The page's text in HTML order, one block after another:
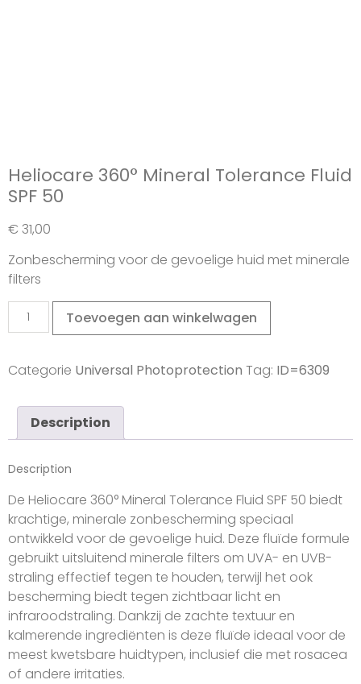
Heliocare 360° Mineral Tolerance Fluid
SPF 50
€ 31,00
Zonbescherming voor de gevoelige huid met minerale
filters
Toevoegen aan winkelwagen
Categorie Universal Photoprotection Tag: ID=6309
Description
Description
De Heliocare 360° Mineral Tolerance Fluid SPF 50 biedt
krachtige, minerale zonbescherming speciaal
ontwikkeld voor de gevoelige huid. Deze fluïde formule
gebruikt uitsluitend minerale filters om UVA- en UVB-
straling effectief tegen te houden, terwijl het ook
bescherming biedt tegen zichtbaar licht en
infraroodstraling. Dankzij de zachte textuur en
kalmerende ingrediënten is deze fluïde ideaal voor de
meest kwetsbare huidtypen, inclusief die met rosacea
of andere irritaties.